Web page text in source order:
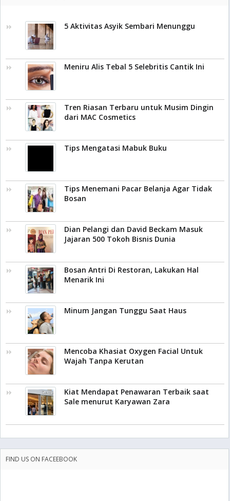
5 Aktivitas Asyik Sembari Menunggu
Meniru Alis Tebal 5 Selebritis Cantik Ini
Tren Riasan Terbaru untuk Musim Dingin
dari MAC Cosmetics
Tips Mengatasi Mabuk Buku
Tips Menemani Pacar Belanja Agar Tidak
Bosan
Dian Pelangi dan David Beckam Masuk
Jajaran 500 Tokoh Bisnis Dunia
Bosan Antri Di Restoran, Lakukan Hal
Menarik Ini
Minum Jangan Tunggu Saat Haus
Mencoba Khasiat Oxygen Facial Untuk
Wajah Tanpa Kerutan
Kiat Mendapat Penawaran Terbaik saat
Sale menurut Karyawan Zara
FIND US ON FACEEBOOK